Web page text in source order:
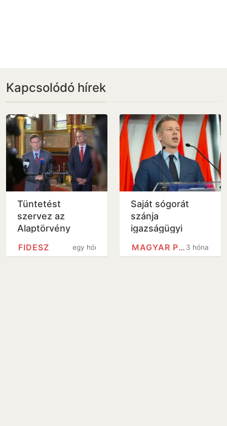
Kapcsolódó hírek
Tüntetést
szervez az
Alaptörvény
a Fidesz, Magyar
egy hónap
FIDESZ
Saját sógorát
szánja
igazságügyi
Magyar Péter3 hónap
MAGYAR PÉTER